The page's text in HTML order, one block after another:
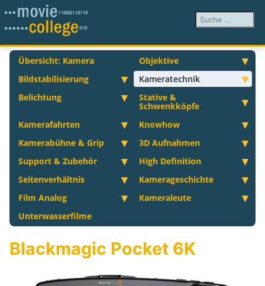
Suchen ...
Übersicht: Kamera
Objektive
Bildstabilisierung
Kameratechnik
Belichtung
Stative &
Schwenkköpfe
Kamerafahrten
Knowhow
Kamerabühne & Grip
3D Aufnahmen
Support & Zubehör
High Definition
Seitenverhältnis
Kamerageschichte
Film Analog
Kameraleute
Unterwasserfilme
Blackmagic Pocket 6K